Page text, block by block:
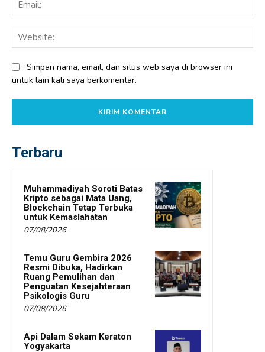
Simpan nama, email, dan situs web saya di browser ini
untuk lain kali saya berkomentar.
Terbaru
Muhammadiyah Soroti Batas
Kripto sebagai Mata Uang,
Blockchain Tetap Terbuka
untuk Kemaslahatan
07/08/2026
Temu Guru Gembira 2026
Resmi Dibuka, Hadirkan
Ruang Pemulihan dan
Penguatan Kesejahteraan
Psikologis Guru
07/08/2026
Api Dalam Sekam Keraton
Yogyakarta